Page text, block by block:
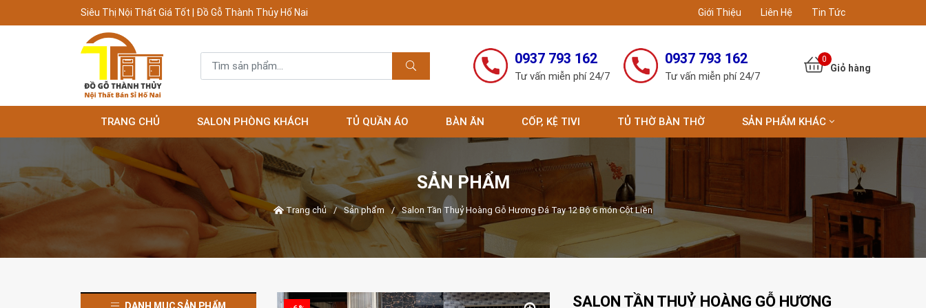
Siêu Thị Nội Thất Giá Tốt | Đồ Gỗ Thành Thủy Hố Nai Giới Thiệu Liên Hệ Tin Tức
0937 793 162
Tư vấn miễn phí 24/7
0937 793 162
Tư vấn miễn phí 24/7
0
TRANG CHỦ SALON PHÒNG KHÁCH TỦ QUẦN ÁO BÀN ĂN CỐP, KỆ TIVI TỦ THỜ BÀN THỜ SẢN PHẨM KHÁC
SẢN PHẨM
Trang chủ/Sản phẩm /Salon Tần Thuỷ Hoàng Gỗ Hương Đá Tay 12 Bộ 6 món Cột Liền
SALON TẦN THUỶ HOÀNG GỖ HƯƠNG